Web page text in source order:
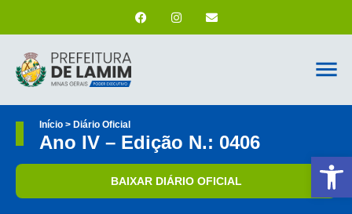
Início > Diário Oficial
Ano IV – Edição N.: 0406
BAIXAR DIÁRIO OFICIAL